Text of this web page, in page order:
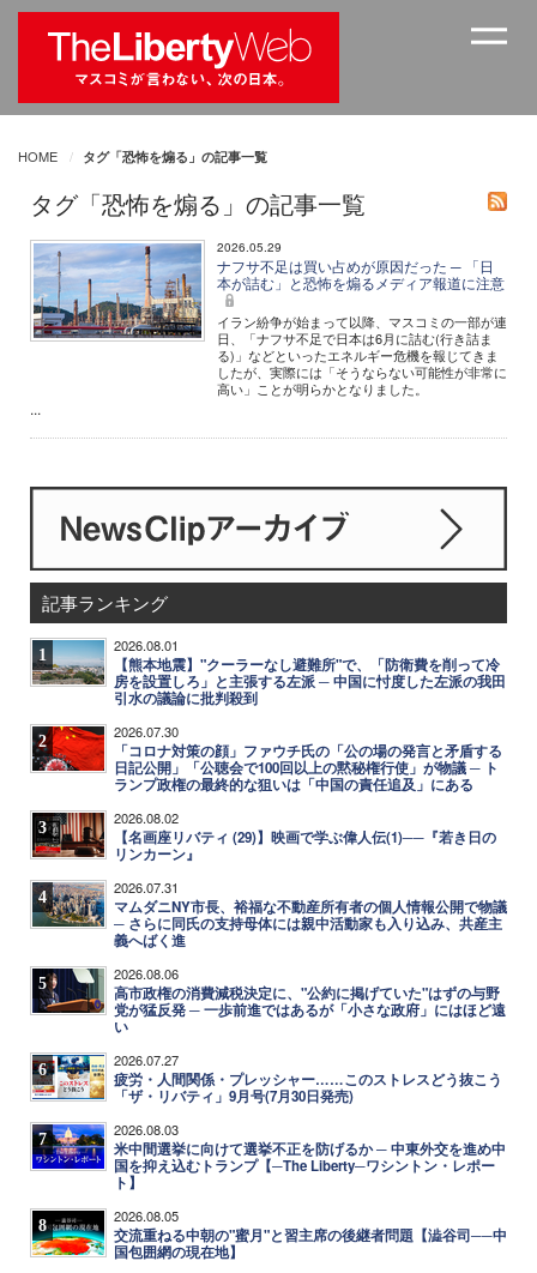
HOME タグ「恐怖を煽る」の記事一覧
タグ「恐怖を煽る」の記事一覧
2026.05.29
ナフサ不足は買い占めが原因だった ─ 「日
本が詰む」と恐怖を煽るメディア報道に注意
イラン紛争が始まって以降、マスコミの一部が連
日、「ナフサ不足で日本は6月に詰む(行き詰ま
る)」などといったエネルギー危機を報じてきま
したが、実際には「そうならない可能性が非常に
高い」ことが明らかとなりました。
...
記事ランキング
1 2026.08.01
【熊本地震】"クーラーなし避難所"で、「防衛費を削って冷
房を設置しろ」と主張する左派 ─ 中国に忖度した左派の我田
引水の議論に批判殺到
2 2026.07.30
「コロナ対策の顔」ファウチ氏の「公の場の発言と矛盾する
日記公開」「公聴会で100回以上の黙秘権行使」が物議 ─ ト
ランプ政権の最終的な狙いは「中国の責任追及」にある
3 2026.08.02
【名画座リバティ (29)】映画で学ぶ偉人伝(1)──『若き日の
リンカーン』
4 2026.07.31
マムダニNY市長、裕福な不動産所有者の個人情報公開で物議
─ さらに同氏の支持母体には親中活動家も入り込み、共産主
義へばく進
5 2026.08.06
高市政権の消費減税決定に、"公約に掲げていた"はずの与野
党が猛反発 ─ 一歩前進ではあるが「小さな政府」にはほど遠
い
6 2026.07.27
疲労・人間関係・プレッシャー……このストレスどう抜こう
「ザ・リバティ」9月号(7月30日発売)
7 2026.08.03
米中間選挙に向けて選挙不正を防げるか ─ 中東外交を進め中
国を抑え込むトランプ【─The Liberty─ワシントン・レポー
ト】
8 2026.08.05
交流重ねる中朝の"蜜月"と習主席の後継者問題【澁谷司──中
国包囲網の現在地】